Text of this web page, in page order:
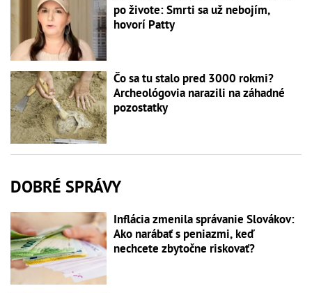
po živote: Smrti sa už nebojím,
hovorí Patty
Čo sa tu stalo pred 3000 rokmi?
Archeológovia narazili na záhadné
pozostatky
DOBRÉ SPRÁVY
Inflácia zmenila správanie Slovákov:
Ako narábať s peniazmi, keď
nechcete zbytočne riskovať?